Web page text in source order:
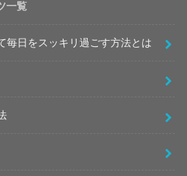
一覧
毎日をスッキリ過ごす方法とは